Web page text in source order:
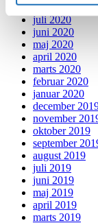
august 2020
juli 2020
juni 2020
maj 2020
april 2020
marts 2020
februar 2020
januar 2020
december
november
oktober 2019
september
august 2019
juli 2019
juni 2019
maj 2019
april 2019
marts 2019